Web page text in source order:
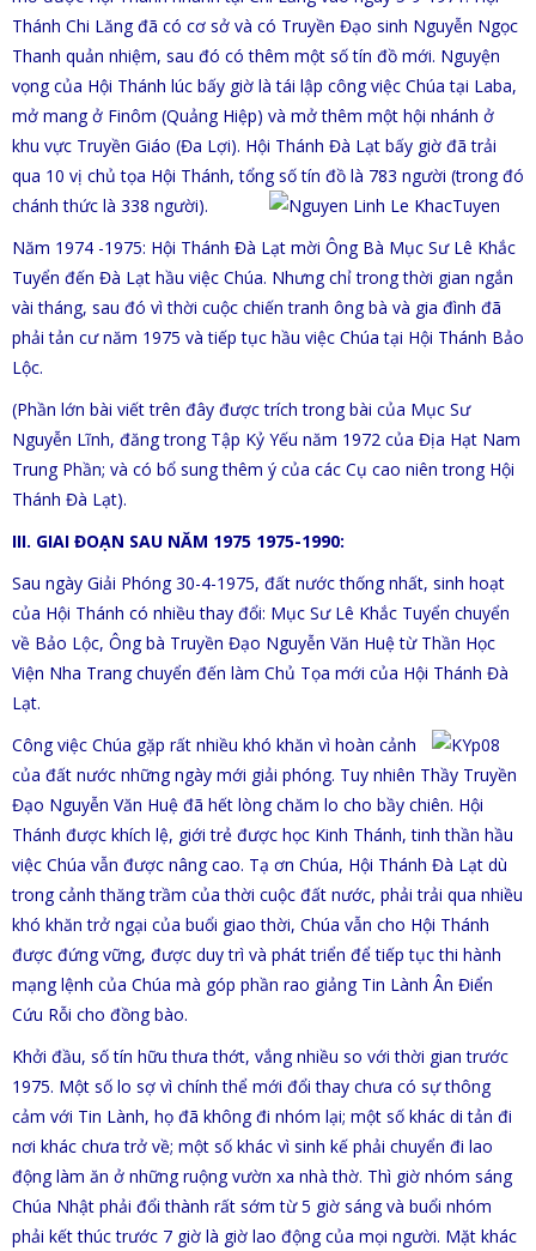
Thánh Chi Lăng đã có cơ sở và có Truyền Đạo sinh Nguyễn Ngọc
Thanh quản nhiệm, sau đó có thêm một số tín đồ mới. Nguyện
vọng của Hội Thánh lúc bấy giờ là tái lập công việc Chúa tại Laba,
mở mang ở Finôm (Quảng Hiệp) và mở thêm một hội nhánh ở
khu vực Truyền Giáo (Đa Lợi). Hội Thánh Đà Lạt bấy giờ đã trải
qua 10 vị chủ tọa Hội Thánh, tổng số tín đồ là 783 người (trong đó
chánh thức là 338 người).
Năm 1974 -1975: Hội Thánh Đà Lạt mời Ông Bà Mục Sư Lê Khắc
Tuyển đến Đà Lạt hầu việc Chúa. Nhưng chỉ trong thời gian ngắn
vài tháng, sau đó vì thời cuộc chiến tranh ông bà và gia đình đã
phải tản cư năm 1975 và tiếp tục hầu việc Chúa tại Hội Thánh Bảo
Lộc.
(Phần lớn bài viết trên đây được trích trong bài của Mục Sư
Nguyễn Lĩnh, đăng trong Tập Kỷ Yếu năm 1972 của Địa Hạt Nam
Trung Phần; và có bổ sung thêm ý của các Cụ cao niên trong Hội
Thánh Đà Lạt).
III. GIAI ĐOẠN SAU NĂM 1975 1975-1990:
Sau ngày Giải Phóng 30-4-1975, đất nước thống nhất, sinh hoạt
của Hội Thánh có nhiều thay đổi: Mục Sư Lê Khắc Tuyển chuyển
về Bảo Lộc, Ông bà Truyền Đạo Nguyễn Văn Huệ từ Thần Học
Viện Nha Trang chuyển đến làm Chủ Tọa mới của Hội Thánh Đà
Lạt.
Công việc Chúa gặp rất nhiều khó khăn vì hoàn cảnh
của đất nước những ngày mới giải phóng. Tuy nhiên Thầy Truyền
Đạo Nguyễn Văn Huệ đã hết lòng chăm lo cho bầy chiên. Hội
Thánh được khích lệ, giới trẻ được học Kinh Thánh, tinh thần hầu
việc Chúa vẫn được nâng cao. Tạ ơn Chúa, Hội Thánh Đà Lạt dù
trong cảnh thăng trầm của thời cuộc đất nước, phải trải qua nhiều
khó khăn trở ngại của buổi giao thời, Chúa vẫn cho Hội Thánh
được đứng vững, được duy trì và phát triển để tiếp tục thi hành
mạng lệnh của Chúa mà góp phần rao giảng Tin Lành Ân Điển
Cứu Rỗi cho đồng bào.
Khởi đầu, số tín hữu thưa thớt, vắng nhiều so với thời gian trước
1975. Một số lo sợ vì chính thể mới đổi thay chưa có sự thông
cảm với Tin Lành, họ đã không đi nhóm lại; một số khác di tản đi
nơi khác chưa trở về; một số khác vì sinh kế phải chuyển đi lao
động làm ăn ở những ruộng vườn xa nhà thờ. Thì giờ nhóm sáng
Chúa Nhật phải đổi thành rất sớm từ 5 giờ sáng và buổi nhóm
phải kết thúc trước 7 giờ là giờ lao động của mọi người. Mặt khác